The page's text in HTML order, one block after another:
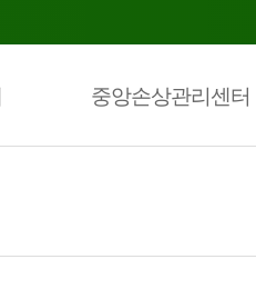
중앙손상관리센터